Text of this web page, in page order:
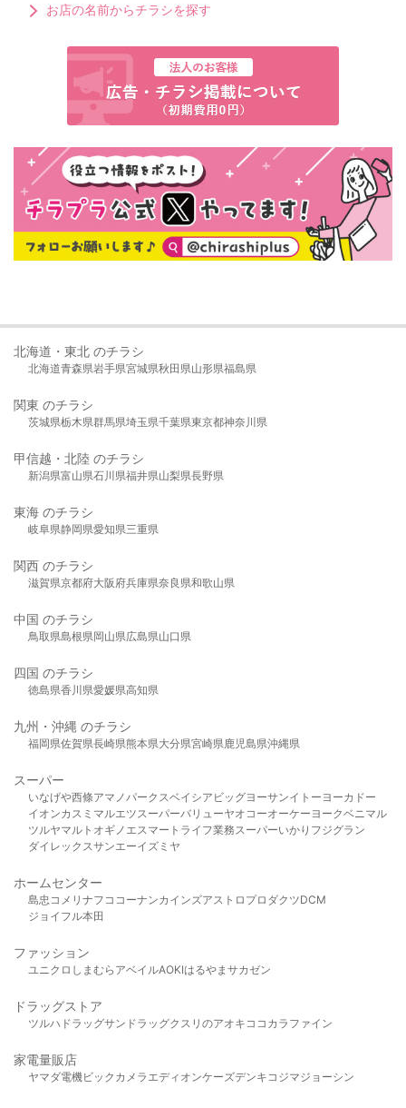
お店の名前からチラシを探す
北海道・東北 のチラシ
北海道青森県岩手県宮城県秋田県山形県福島県
関東 のチラシ
茨城県栃木県群馬県埼玉県千葉県東京都神奈川県
甲信越・北陸 のチラシ
新潟県富山県石川県福井県山梨県長野県
東海 のチラシ
岐阜県静岡県愛知県三重県
関西 のチラシ
滋賀県京都府大阪府兵庫県奈良県和歌山県
中国 のチラシ
鳥取県島根県岡山県広島県山口県
四国 のチラシ
徳島県香川県愛媛県高知県
九州・沖縄 のチラシ
福岡県佐賀県長崎県熊本県大分県宮崎県鹿児島県沖縄県
スーパー
いなげや西條アマノパークスベイシア ビッグヨーサンイトーヨーカドー
イオンカスミ マルエツスーパーバリューヤオコーオーケー ヨークベニマル
ツルヤマルト オギノ エスマート ライフ業務スーパーいかり フジグラン
ダイレックスサンエーイズミヤ
ホームセンター
島忠 コメリ ナフコ コーナンカインズアストロプロダクツDCM
ジョイフル本田
ファッション
ユニクロ しまむら アベイルAOKIはるやま サカゼン
ドラッグストア
ツルハドラッグサンドラッグクスリのアオキ ココカラファイン
家電量販店
ヤマダ電機ビックカメラ エディオンケーズデンキ コジマジョーシン